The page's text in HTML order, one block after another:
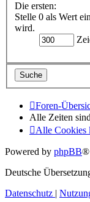
Die ersten:
Stelle 0 als Wert
wird.
Foren-
Alle Zeiten sind
Alle Cookies
Powered by phpBB®
Deutsche
Datenschutz |